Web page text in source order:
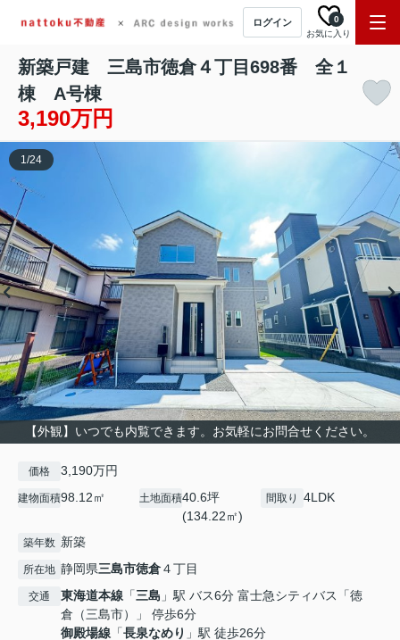
ログイン
お気に入り
0
新築戸建 三島市徳倉４丁目698番 全１
棟 A号棟
3,190万円
【外観】いつでも内覧できます。お気軽にお問合せください。
1/24
価格 3,190万円
建物面積98.12㎡ 土地面積40.6坪
(134.22㎡)
間取り 4LDK
築年数 新築
所在地 静岡県三島市徳倉４丁目
交通 東海道本線 「三島 」駅 バス6分 富士急シティバス「徳
倉（三島市）」 停歩6分
御殿場線 「長泉なめり 」駅 徒歩26分